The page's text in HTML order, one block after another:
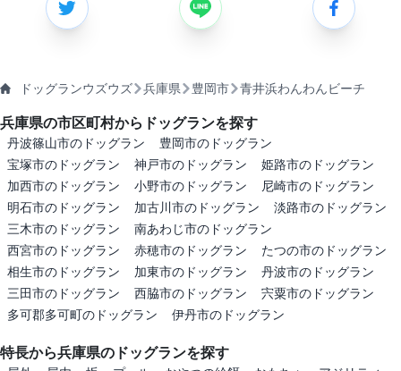
ドッグランウズウズ 兵庫県 豊岡市 青井浜わんわんビーチ
兵庫県の市区町村からドッグランを探す
丹波篠山市のドッグラン
豊岡市のドッグラン
宝塚市のドッグラン
神戸市のドッグラン
姫路市のドッグラン
加西市のドッグラン
小野市のドッグラン
尼崎市のドッグラン
明石市のドッグラン
加古川市のドッグラン
淡路市のドッグラン
三木市のドッグラン
南あわじ市のドッグラン
西宮市のドッグラン
赤穂市のドッグラン
たつの市のドッグラン
相生市のドッグラン
加東市のドッグラン
丹波市のドッグラン
三田市のドッグラン
西脇市のドッグラン
宍粟市のドッグラン
多可郡多可町のドッグラン
伊丹市のドッグラン
特長から兵庫県のドッグランを探す